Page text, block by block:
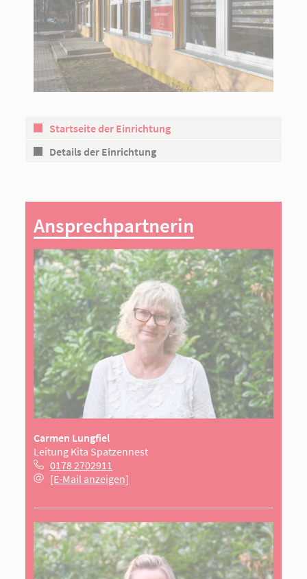
Startseite der Einrichtung
Details der Einrichtung
Ansprechpartnerin
Carmen Lungfiel
Leitung Kita Spatzennest
0178 2702911
[E-Mail anzeigen]